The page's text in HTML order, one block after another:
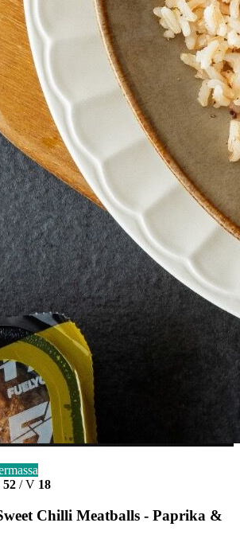
52 / V 18
Chilli Meatballs - Paprika &